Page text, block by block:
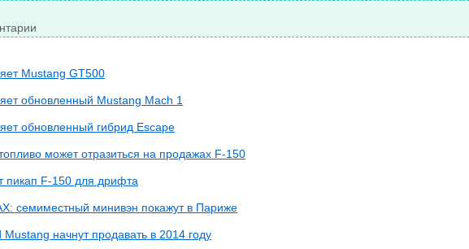
Mustang GT500
обновленный Mustang Mach 1
обновленный гибрид Escape
может отразиться на продажах F-150
пикап F-150 для дрифта
семиместный минивэн покажут в Париже
начнут продавать в 2014 году